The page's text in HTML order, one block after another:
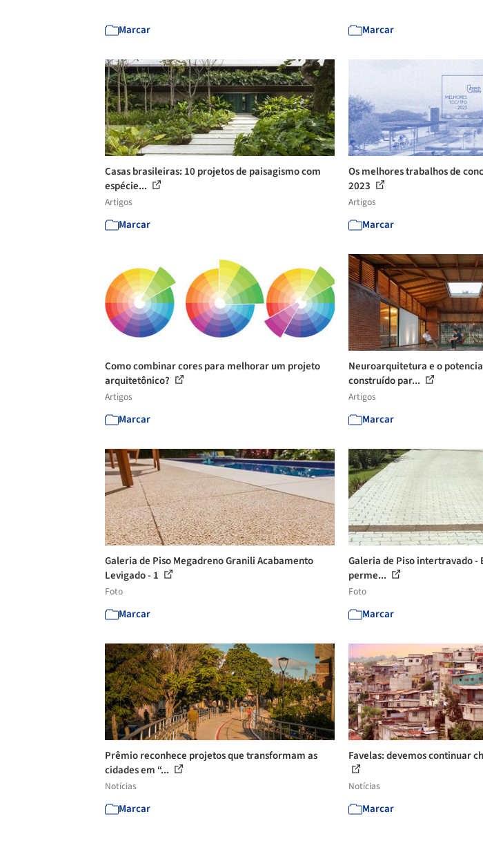
Marcar Marcar
Casas brasileiras: 10 projetos de paisagismo com
espécie...
Artigos
Marcar
Os melhores trabalhos de
2023
Artigos
Marcar
Como combinar cores para melhorar um projeto
arquitetônico?
Artigos
Marcar
Neuroarquitetura e o
construído par...
Artigos
Marcar
Galeria de Piso Megadreno Granili Acabamento
Levigado - 1
Foto
Marcar
Galeria de Piso intertravado -
perme...
Foto
Marcar
Prêmio reconhece projetos que transformam as
cidades em “...
Notícias
Marcar
Favelas: devemos continuar
Notícias
Marcar